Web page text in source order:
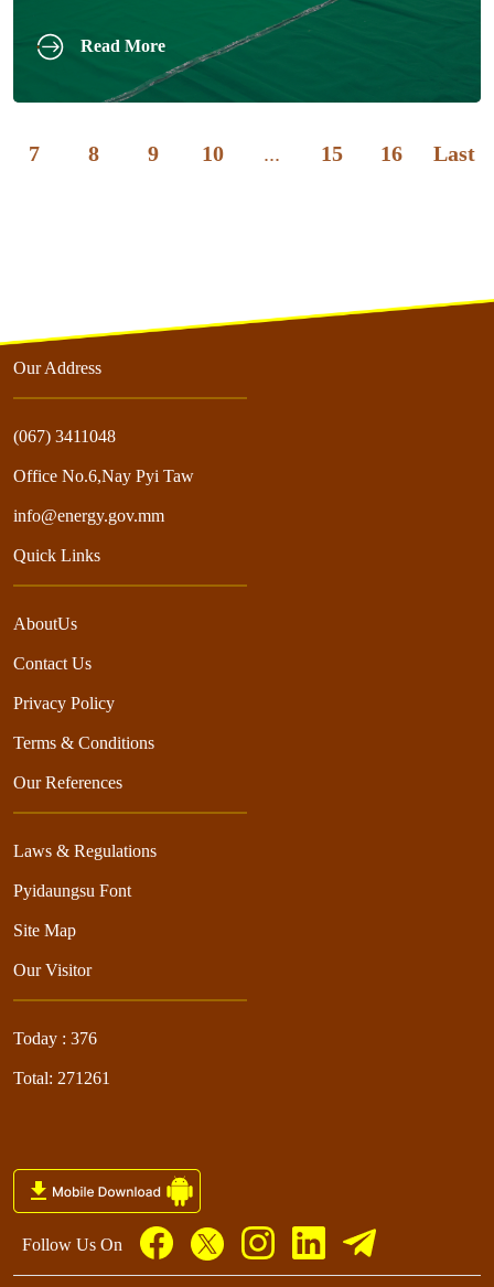
Read More
7 8 9 10 ... 15 16 Last
Our Address
(067) 3411048
Office No.6,Nay Pyi Taw
info@energy.gov.mm
Quick Links
AboutUs
Contact Us
Privacy Policy
Terms & Conditions
Our References
Laws & Regulations
Pyidaungsu Font
Site Map
Our Visitor
Today : 376
Total: 271261
Follow Us On